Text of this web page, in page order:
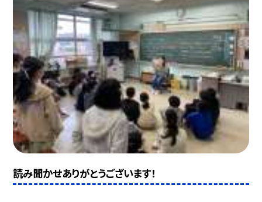
読み聞かせありがとうございます！